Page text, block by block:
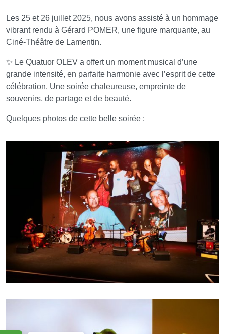
Les 25 et 26 juillet 2025, nous avons assisté à un hommage
vibrant rendu à Gérard POMER, une figure marquante, au
Ciné-Théâtre de Lamentin.
✨ Le Quatuor OLEV a offert un moment musical d’une
grande intensité, en parfaite harmonie avec l’esprit de cette
célébration. Une soirée chaleureuse, empreinte de
souvenirs, de partage et de beauté.
Quelques photos de cette belle soirée :